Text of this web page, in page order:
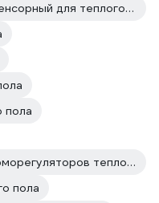
Терморегулятор стеклянный сенсорный для теплого пола
пола
Подставочные коробки для терморегуляторов теплого пола
пола